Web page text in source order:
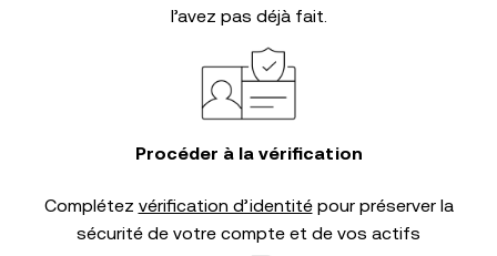
l’avez pas déjà fait.
Procéder à la vérification
Complétez vérification d’identitépour préserver la
sécurité de votre compte et de vos actifs